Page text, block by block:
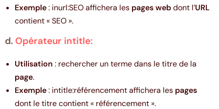
Exemple: inurl:SEO affichera les pages webdont l’URL
contient « SEO ».
d. Opérateur intitle:
Utilisation : rechercher un terme dans le titre de la
page.
Exemple: intitle:référencement affichera les pages
dont le titre contient « référencement ».